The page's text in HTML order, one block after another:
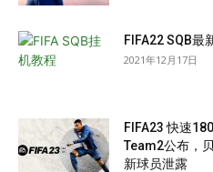
FIFA22 SQB最
2021年12月17日
FIFA23 快速
Team2公布，
新球员泄露